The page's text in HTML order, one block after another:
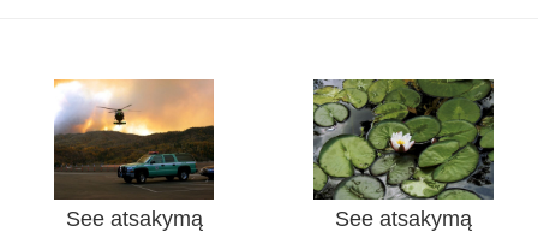
See atsakymą See atsakymą